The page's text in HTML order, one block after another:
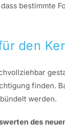
bestimmte
den
finden.
werden.
des